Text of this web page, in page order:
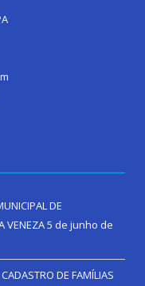
DE
VENEZA5 de junho de
DE FAMÍLIAS